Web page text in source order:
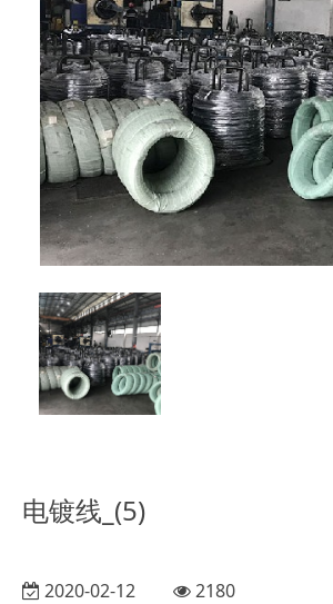
电镀线_(5)
2020-02-12 2180